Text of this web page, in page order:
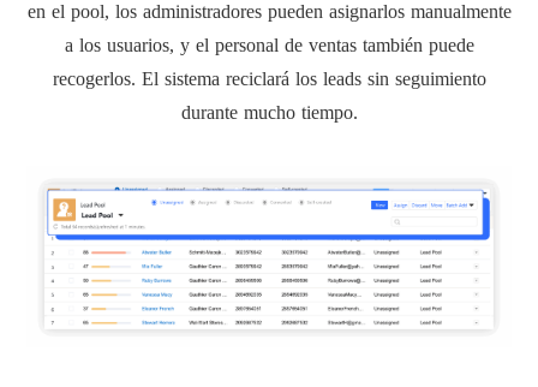
en el pool, los administradores pueden asignarlos manualmente
a los usuarios, y el personal de ventas también puede
recogerlos. El sistema reciclará los leads sin seguimiento
durante mucho tiempo.